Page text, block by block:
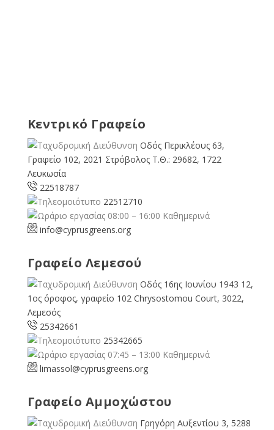
Κεντρικό Γραφείο
Οδός Περικλέους 63,
Γραφείο 102, 2021 Στρόβολος Τ.Θ.: 29682, 1722
Λευκωσία
22518787
22512710
08:00 – 16:00 Καθημερινά
info@cyprusgreens.org
Γραφείο Λεμεσού
Οδός 16ης Ιουνίου 1943 12,
1ος όροφος, γραφείο 102 Chrysostomou Court, 3022,
Λεμεσός
25342661
25342665
07:45 – 13:00 Καθημερινά
limassol@cyprusgreens.org
Γραφείο Αμμοχώστου
Γρηγόρη Αυξεντίου 3, 5288